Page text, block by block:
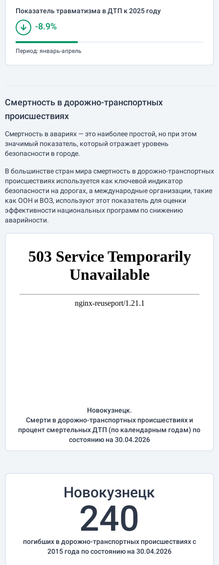
Показатель травматизма в ДТП к 2025 году
-8.9%
Период: январь-апрель
Смертность в дорожно-транспортных
происшествиях
Смертность в авариях — это наиболее простой, но при этом
значимый показатель, который отражает уровень
безопасности в городе.
В большинстве стран мира смертность в дорожно-транспортных
происшествиях используется как ключевой индикатор
безопасности на дорогах, а международные организации, такие
как ООН и ВОЗ, используют этот показатель для оценки
эффективности национальных программ по снижению
аварийности.
Новокузнецк.
Смерти в дорожно-транспортных происшествиях и
процент смертельных ДТП (по календарным годам) по
состоянию на 30.04.2026
Новокузнецк
240
погибших в дорожно-транспортных происшествиях с
2015 года по состоянию на 30.04.2026